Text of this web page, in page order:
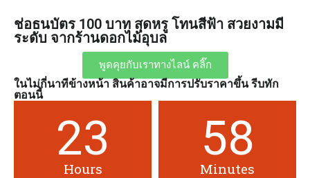
ช่อธนบัตร 100 บาท สุดหรู โทนสีฟ้า สวยงามมี
ระดับ จากร้านดอกไม้อุบล
พูดคุยกับเราทางไลน์ คลิ๊ก
ในไม่กี่นาทีข้างหน้า สินค้าอาจมีการปรับราคาขึ้น รีบทัก
ตอนนี้
23
Hours
58
Minutes